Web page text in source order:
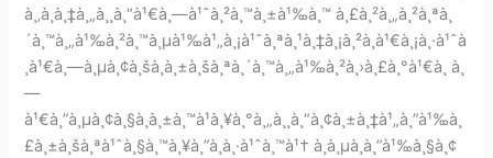
à¸‚à¸­à¸‡à¸„à¸¸à¸“à¹€à¸—à¹ˆà¸²à¸™à¸±à¹‰à¸™ à¸£à¸²à¸„à¸²à¸ªà¸
´à¸™à¸„à¹‰à¸²à¸™à¸µà¹‰à¹„à¸¡à¹ˆà¸ªà¸¹à¸‡à¸¡à¸²à¸à¹€à¸¡à¸·à¹ˆà
¸­à¹€à¸—à¸µà¸¢à¸šà¸à¸±à¸šà¸ªà¸´à¸™à¸„à¹‰à¸²à¸›à¸£à¸°à¹€à¸ à¸
—
à¹€à¸”à¸µà¸¢à¸§à¸à¸±à¸™à¹à¸¥à¸°à¸„à¸¸à¸“à¸¢à¸±à¸‡à¹„à¸”à¹‰à¸
£à¸±à¸šà¸ªà¹ˆà¸§à¸™à¸¥à¸”à¸­à¸·à¹ˆà¸™à¹† à¸­à¸µà¸à¸”à¹‰à¸§à¸¢